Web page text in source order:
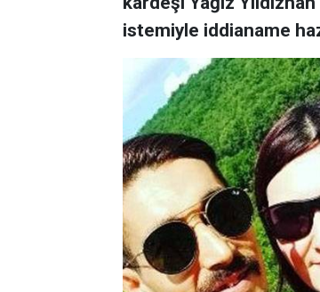
istemiyle iddianame